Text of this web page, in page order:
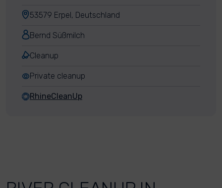
53579 Erpel, Deutschland
Bernd Süßmilch
Cleanup
Private cleanup
RhineCleanUp